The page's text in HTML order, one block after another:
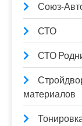
Союз-
СТО
СТО
материалов